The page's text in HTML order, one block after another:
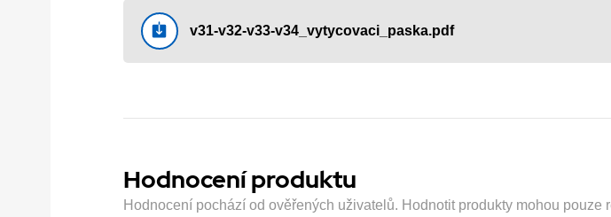
v31-v32-v33-v34_vytycovaci_paska.pdf
Hodnocení produktu
Hodnocení pochází od ověřených uživatelů. Hodnotit produkty mohou